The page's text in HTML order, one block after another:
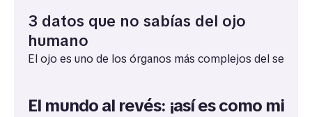
3 datos que no sabías del ojo
humano
El ojo es uno de los órganos más complejos del ser
El mundo al revés: ¡así es como mira